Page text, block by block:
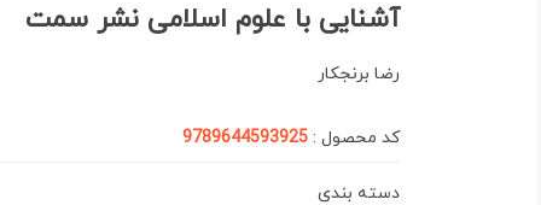
آشنایی با علوم اسلامی نشر سمت
رضا برنجکار
کد محصول : 9789644593925
دسته بندی